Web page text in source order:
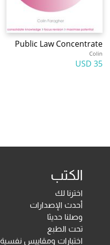
Public Law Concentrate
Colin
35 USD
الكتب
اخترنا لك
أحدث الإصدارات
وصلنا حديثا
تحت الطبع
اختبارات ومقاييس نفسية